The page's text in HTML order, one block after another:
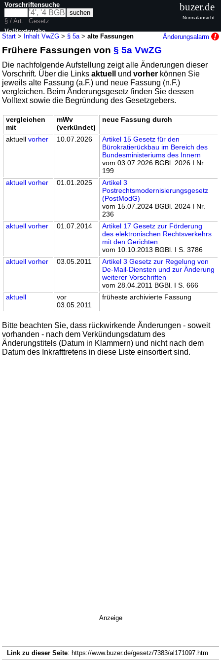
Start > Inhalt VwZG > § 5a >alte Fassungen Änderungsalarm
Frühere Fassungen von§ 5a VwZG
Die nachfolgende Aufstellung zeigt alle Änderungen dieser
Vorschrift. Über die Linksaktuell undvorher können Sie
jeweils alte Fassung (a.F.) und neue Fassung (n.F.)
vergleichen. Beim Änderungsgesetz finden Sie dessen
Volltext sowie die Begründung des Gesetzgebers.
vergleichen
mit
mWv
(verkündet)
neue Fassung durch
aktuellvorher 10.07.2026
Artikel 15 Gesetz für den
Bürokratierückbau im Bereich des
Bundesministeriums des Innern
vom 03.07.2026 BGBl. 2026 I Nr.
199
aktuell vorher 01.01.2025
Artikel 3
Postrechtsmodernisierungsgesetz
(PostModG)
vom 15.07.2024 BGBl. 2024 I Nr.
236
aktuell vorher 01.07.2014
Artikel 17 Gesetz zur Förderung
des elektronischen Rechtsverkehrs
mit den Gerichten
vom 10.10.2013 BGBl. I S. 3786
aktuell vorher 03.05.2011
Artikel 3 Gesetz zur Regelung von
De-Mail-Diensten und zur Änderung
weiterer Vorschriften
vom 28.04.2011 BGBl. I S. 666
aktuell
vor
03.05.2011
früheste archivierte Fassung
Bitte beachten Sie, dass rückwirkende Änderungen - soweit
vorhanden - nach dem Verkündungsdatum des
Änderungstitels (Datum in Klammern) und nicht nach dem
Datum des Inkrafttretens in diese Liste einsortiert sind.
Vorschriftensuche
§ / Art.
Gesetz
Volltextsuche
nur in VwZG
buzer.de
Normalansicht
Anzeige
Link zu dieser Seite: https://www.buzer.de/gesetz/7383/al171097.htm